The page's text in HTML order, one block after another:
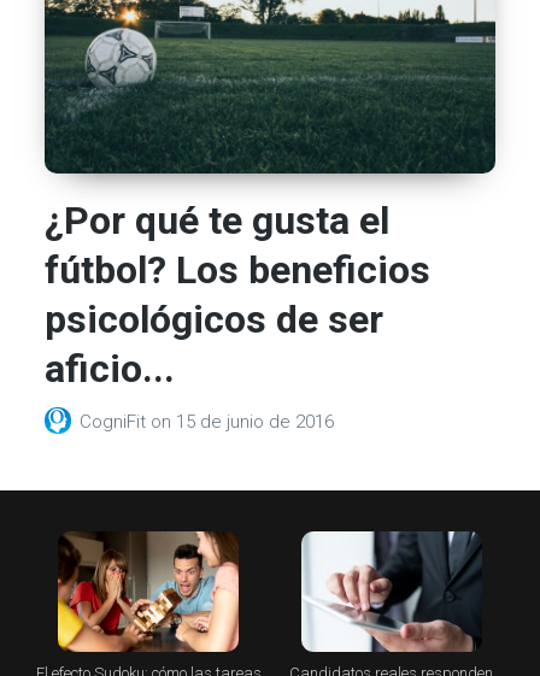
¿Por qué te gusta el
fútbol? Los beneficios
psicológicos de ser
aficio...
CogniFit on 15 de junio de 2016